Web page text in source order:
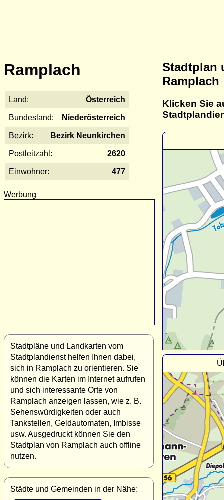
Ramplach
Land: Österreich
Bundesland: Niederösterreich
Bezirk: Bezirk Neunkirchen
Postleitzahl: 2620
Einwohner: 477
Werbung
Stadtpläne und Landkarten vom
Stadtplandienst helfen Ihnen dabei,
sich in Ramplach zu orientieren. Sie
können die Karten im Internet aufrufen
und sich interessante Orte von
Ramplach anzeigen lassen, wie z. B.
Sehenswürdigkeiten oder auch
Tankstellen, Geldautomaten, Imbisse
usw. Ausgedruckt können Sie den
Stadtplan von Ramplach auch offline
nutzen.
Städte und Gemeinden in der Nähe:
Stadtplan
Ramplach
Klicken Sie